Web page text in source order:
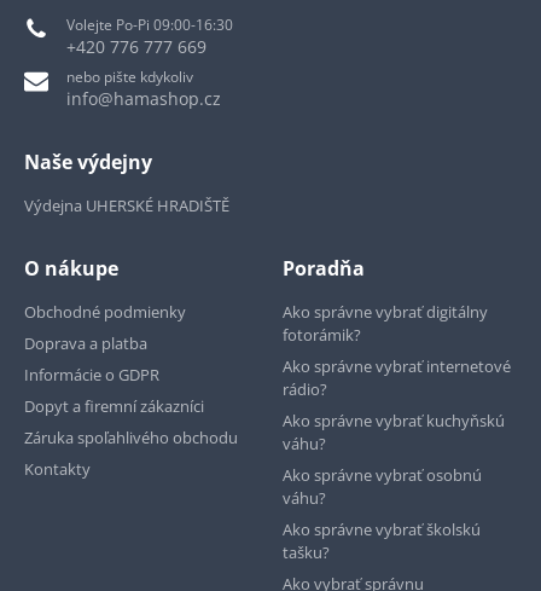
Volejte Po-Pi 09:00-16:30
+420 776 777 669
nebo pište kdykoliv
info@hamashop.cz
Naše výdejny
Výdejna UHERSKÉ HRADIŠTĚ
O nákupe
Obchodné podmienky
Doprava a platba
Informácie o GDPR
Dopyt a firemní zákazníci
Záruka spoľahlivého obchodu
Kontakty
Poradňa
Ako správne vybrať digitálny
fotorámik?
Ako správne vybrať internetové
rádio?
Ako správne vybrať kuchyňskú
váhu?
Ako správne vybrať osobnú
váhu?
Ako správne vybrať školskú
tašku?
Ako vybrať správnu